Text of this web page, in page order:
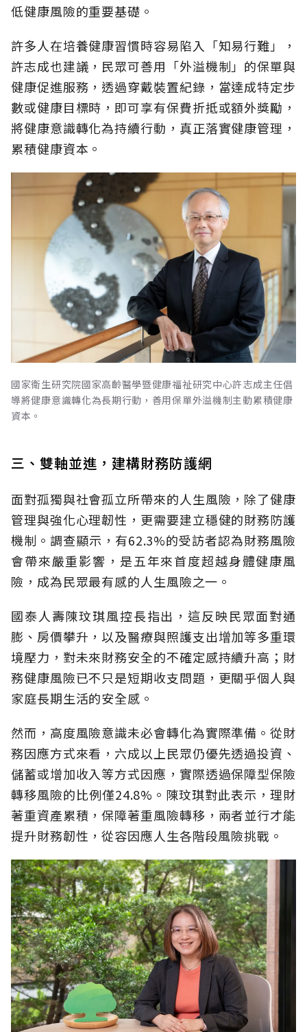
低健康風險的重要基礎。
許多人在培養健康習慣時容易陷入「知易行難」，
許志成也建議，民眾可善用「外溢機制」的保單與
健康促進服務，透過穿戴裝置紀錄，當達成特定步
數或健康目標時，即可享有保費折抵或額外獎勵，
將健康意識轉化為持續行動，真正落實健康管理，
累積健康資本。
國家衛生研究院國家高齡醫學暨健康福祉研究中心許志成主任倡
導將健康意識轉化為長期行動，善用保單外溢機制主動累積健康
資本。
三、雙軸並進，建構財務防護網
面對孤獨與社會孤立所帶來的人生風險，除了健康
管理與強化心理韌性，更需要建立穩健的財務防護
機制。調查顯示，有62.3%的受訪者認為財務風險
會帶來嚴重影響，是五年來首度超越身體健康風
險，成為民眾最有感的人生風險之一。
國泰人壽陳玟琪風控長指出，這反映民眾面對通
膨、房價攀升，以及醫療與照護支出增加等多重環
境壓力，對未來財務安全的不確定感持續升高；財
務健康風險已不只是短期收支問題，更關乎個人與
家庭長期生活的安全感。
然而，高度風險意識未必會轉化為實際準備。從財
務因應方式來看，六成以上民眾仍優先透過投資、
儲蓄或增加收入等方式因應，實際透過保障型保險
轉移風險的比例僅24.8%。陳玟琪對此表示，理財
著重資產累積，保障著重風險轉移，兩者並行才能
提升財務韌性，從容因應人生各階段風險挑戰。